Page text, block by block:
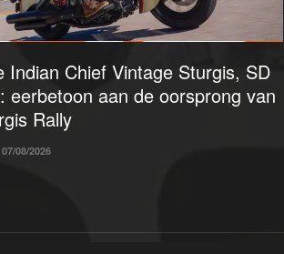
Indian Chief Vintage Sturgis, SD
eerbetoon aan de oorsprong van
Rally
07/08/2026